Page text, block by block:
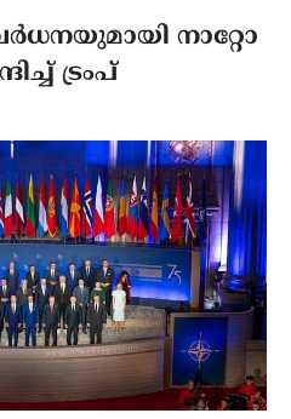
നാറ്റോ
ട്രംപ്